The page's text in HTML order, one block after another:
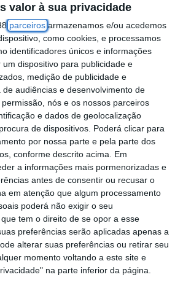
valor à sua privacidade
parceiros armazenamos e/ou acedemos
como cookies, e processamos
identificadores únicos e informações
dispositivo para publicidade e
medição de publicidade e
audiências e desenvolvimento de
nós e os nossos parceiros
e dados de geolocalização
de dispositivos. Poderá clicar para
por nossa parte e pela parte dos
conforme descrito acima. Em
a informações mais pormenorizadas e
antes de consentir ou recusar o
em atenção que algum processamento
poderá não exigir o seu
tem o direito de se opor a esse
preferências serão aplicadas apenas a
alterar suas preferências ou retirar seu
momento voltando a este site e
na parte inferior da página.
encetam os trabalhos
construção de passeios, na
em Tremês, com o objetivo
passagem pedonal, nos
à Estrada Nacional N.º
fruto da obra de
via rodoviária que
vila.
vai realizar-se, na
protocolo firmado entre o
e as Infraestruturas
um valor de cerca de 177
tem propostas abertas para
até 24 de outubro.